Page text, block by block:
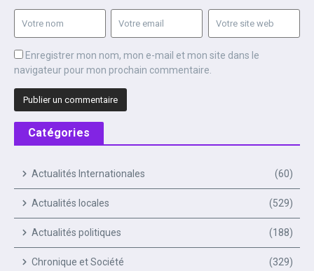
Enregistrer mon nom, mon e-mail et mon site dans le
navigateur pour mon prochain commentaire.
Catégories
Actualités Internationales (60)
Actualités locales (529)
Actualités politiques (188)
Chronique et Société (329)